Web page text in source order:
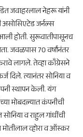
जवाहरलाल नेहरू यांनी
असोसिएटेड जर्नल्स
होती. सुरूवातीपासूनच
जवळपास 70 वर्षांनंतर
लागले. तेव्हा काँग्रेसने
दिले. त्यानंतर सोनिया व
स्थापन केली. यंग
मोबदल्यात कंपनीची
व राहुल गांधींची
मोतीलाल व्होरा व ऑस्कर